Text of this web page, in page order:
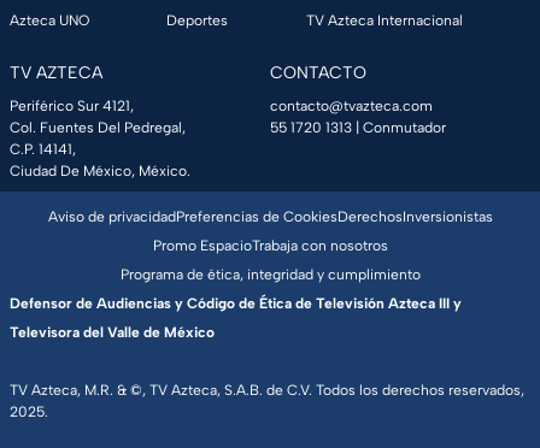
Azteca UNO
Deportes
TV Azteca Internacional
TV AZTECA
Periférico Sur 4121,
Col. Fuentes Del Pedregal,
C.P. 14141,
Ciudad De México, México.
CONTACTO
contacto@tvazteca.com
55 1720 1313 | Conmutador
TV Azteca, M.R. & ©, TV Azteca, S.A.B. de C.V. Todos los derechos reservados,
2025.
Aviso de privacidadPreferencias de CookiesDerechosInversionistas
Promo EspacioTrabaja con nosotros
Programa de ética, integridad y cumplimiento
Defensor de Audiencias y Código de Ética de Televisión Azteca III y
Televisora del Valle de México